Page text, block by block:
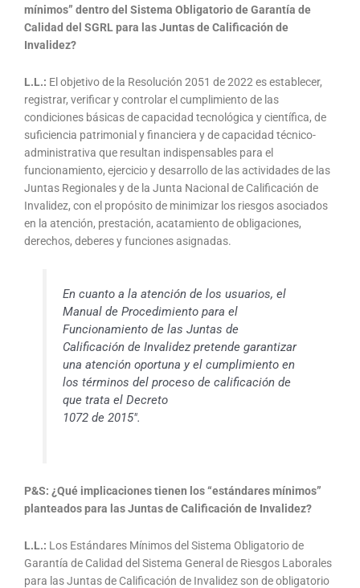
mínimos” dentro del Sistema Obligatorio de Garantía de
Calidad del SGRL para las Juntas de Calificación de
Invalidez?
L.L.: El objetivo de la Resolución 2051 de 2022 es establecer,
registrar, verificar y controlar el cumplimiento de las
condiciones básicas de capacidad tecnológica y científica, de
suficiencia patrimonial y financiera y de capacidad técnico-
administrativa que resultan indispensables para el
funcionamiento, ejercicio y desarrollo de las actividades de las
Juntas Regionales y de la Junta Nacional de Calificación de
Invalidez, con el propósito de minimizar los riesgos asociados
en la atención, prestación, acatamiento de obligaciones,
derechos, deberes y funciones asignadas.
En cuanto a la atención de los usuarios, el
Manual de Procedimiento para el
Funcionamiento de las Juntas de
Calificación de Invalidez pretende garantizar
una atención oportuna y el cumplimiento en
los términos del proceso de calificación de
que trata el Decreto
1072 de 2015″.
P&S: ¿Qué implicaciones tienen los “estándares mínimos”
planteados para las Juntas de Calificación de Invalidez?
L.L.: Los Estándares Mínimos del Sistema Obligatorio de
Garantía de Calidad del Sistema General de Riesgos Laborales
para las Juntas de Calificación de Invalidez son de obligatorio